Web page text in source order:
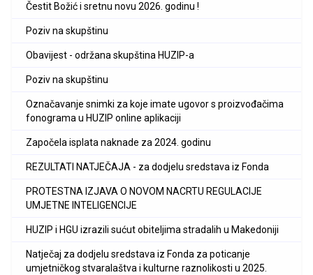
Čestit Božić i sretnu novu 2026. godinu !
Poziv na skupštinu
Obavijest - održana skupština HUZIP-a
Poziv na skupštinu
Označavanje snimki za koje imate ugovor s proizvođačima
fonograma u HUZIP online aplikaciji
Započela isplata naknade za 2024. godinu
REZULTATI NATJEČAJA - za dodjelu sredstava iz Fonda
PROTESTNA IZJAVA O NOVOM NACRTU REGULACIJE
UMJETNE INTELIGENCIJE
HUZIP i HGU izrazili sućut obiteljima stradalih u Makedoniji
Natječaj za dodjelu sredstava iz Fonda za poticanje
umjetničkog stvaralaštva i kulturne raznolikosti u 2025.